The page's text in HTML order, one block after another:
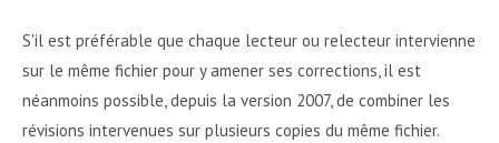
S'il est préférable que chaque lecteur ou relecteur intervienne
sur le même fichier pour y amener ses corrections, il est
néanmoins possible, depuis la version 2007, de combiner les
révisions intervenues sur plusieurs copies du même fichier.